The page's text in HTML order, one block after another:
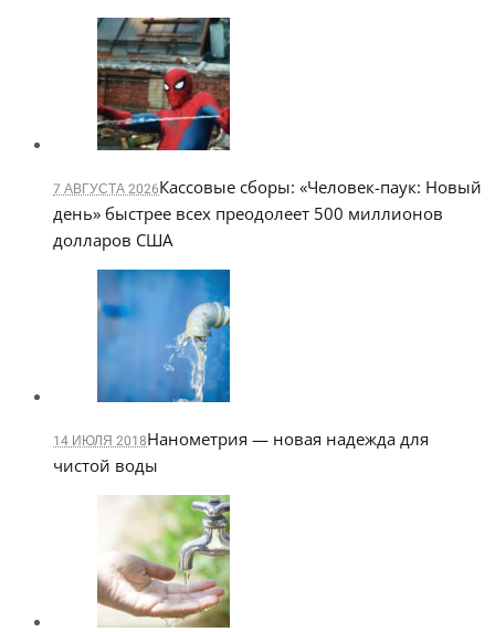
7 АВГУСТА 2026Кассовые сборы: «Человек-паук: Новый
день» быстрее всех преодолеет 500 миллионов
долларов США
14 ИЮЛЯ 2018Нанометрия — новая надежда для
чистой воды